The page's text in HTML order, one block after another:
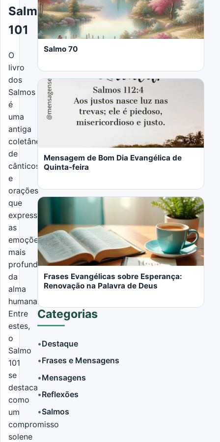
Salmo
101
O
livro
dos
Salmos
é
uma
antiga
coletânea
de
cânticos
e
orações
que
expressam
as
emoções
mais
profundas
da
alma
humana.
Entre
estes,
o
Salmo
101
se
destaca
como
um
compromisso
solene
LER MAIS
Salmo 70
Mensagem de Bom Dia Evangélica de
Quinta-feira
LER MAIS
Frases Evangélicas sobre Esperança:
Renovação na Palavra de Deus
LER MAIS
Categorias
•Destaque
•Frases e Mensagens
•Mensagens
•Reflexões
•Salmos